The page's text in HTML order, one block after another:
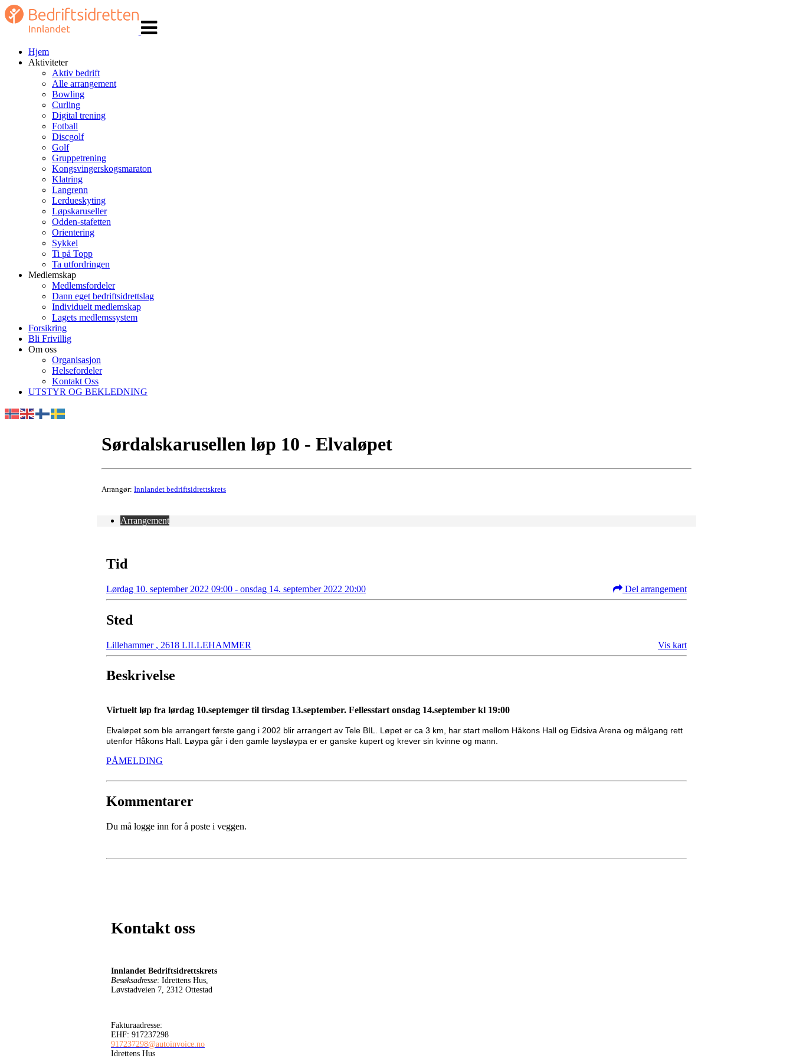
navigasjon
Hjem
Aktiviteter
Aktiv bedrift
Alle arrangement
Bowling
Curling
Digital trening
Fotball
Discgolf
Golf
Gruppetrening
Kongsvingerskogsmaraton
Klatring
Langrenn
Lerdueskyting
Løpskaruseller
Odden-stafetten
Orientering
Sykkel
Ti på Topp
Ta utfordringen
Medlemskap
Medlemsfordeler
Dann eget bedriftsidrettslag
Individuelt medlemskap
Lagets medlemssystem
Forsikring
Bli Frivillig
Om oss
Organisasjon
Helsefordeler
Kontakt Oss
UTSTYR OG BEKLEDNING
Sørdalskarusellen løp 10 - Elvaløpet
Arrangør: Innlandet bedriftsidrettskrets
Arrangement
Tid
Lørdag 10. september 2022 09:00 - onsdag 14. september 2022 20:00 Del arrangement
Sted
Lillehammer , 2618 LILLEHAMMER Vis kart
Beskrivelse
Virtuelt løp fra lørdag 10.septemger til tirsdag 13.september. Fellesstart onsdag 14.september kl 19:00
Elvaløpet som ble arrangert første gang i 2002 blir arrangert av Tele BIL. Løpet er ca 3 km, har start mellom Håkons Hall og Eidsiva Arena og målgang rett
utenfor Håkons Hall. Løypa går i den gamle løysløypa er er ganske kupert og krever sin kvinne og mann.
PÅMELDING
Kommentarer
Du må logge inn for å poste i veggen.
Kontakt oss
Innlandet Bedriftsidrettskrets
Besøksadresse: Idrettens Hus,
Løvstadveien 7, 2312 Ottestad
Fakturaadresse:
EHF: 917237298
917237298@autoinvoice.no
Idrettens Hus